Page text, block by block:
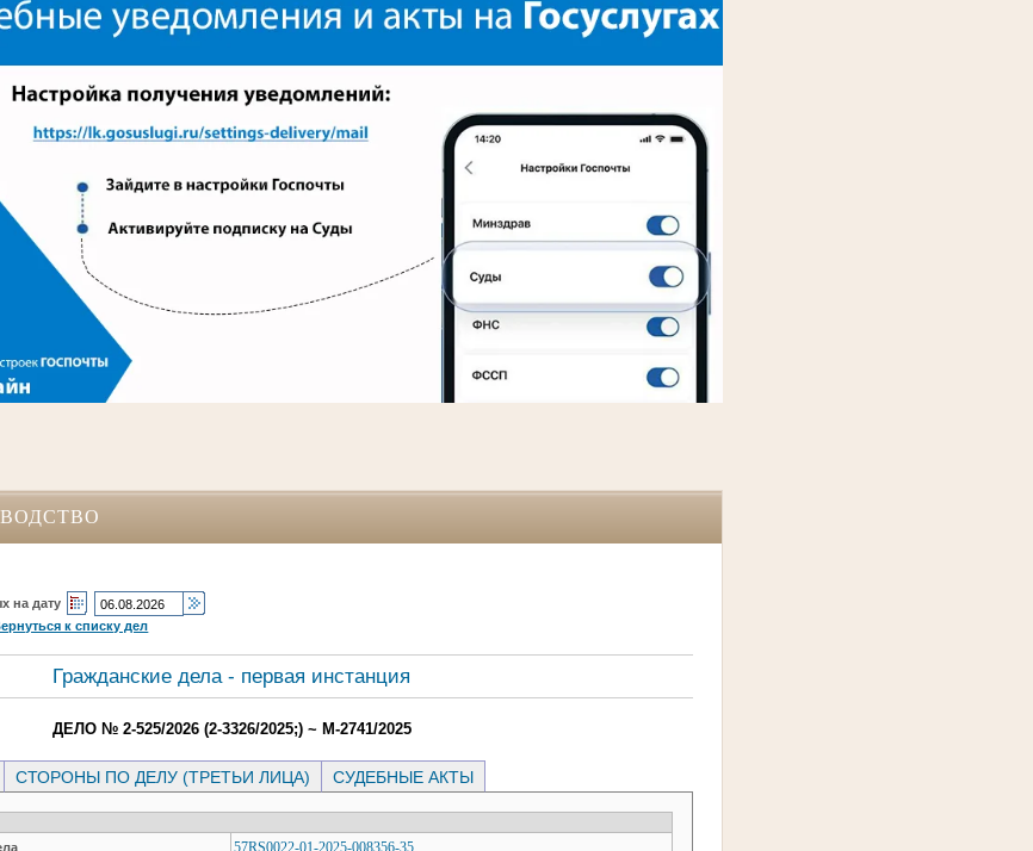
на дату
к списку дел
Гражданские дела - первая инстанция
ДЕЛО № 2-525/2026 (2-3326/2025;) ~ М-2741/2025
СТОРОНЫ ПО ДЕЛУ (ТРЕТЬИ ЛИЦА) СУДЕБНЫЕ АКТЫ